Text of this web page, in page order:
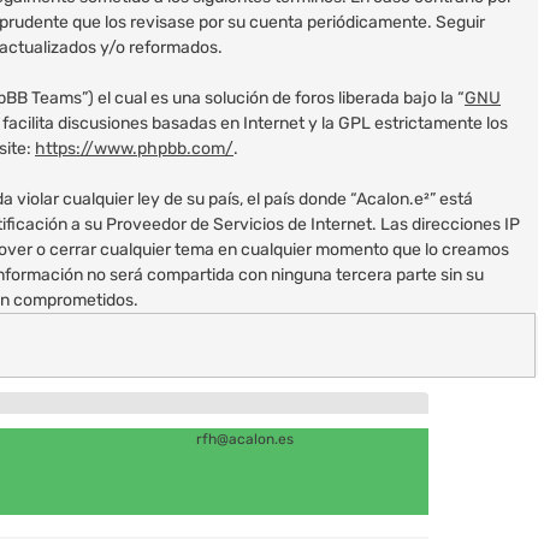
que los revisase por su cuenta periódicamente. Seguir
y/o reformados.
Teams”) el cual es una solución de foros liberada bajo la “GNU
discusiones basadas en Internet y la GPL estrictamente los
https://www.phpbb.com/.
cualquier ley de su país, el país donde “Acalon.e²” está
a su Proveedor de Servicios de Internet. Las direcciones IP
o cerrar cualquier tema en cualquier momento que lo creamos
no será compartida con ninguna tercera parte sin su
comprometidos.
rfh@acalon.es